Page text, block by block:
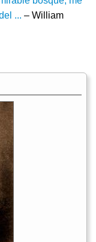
... – William